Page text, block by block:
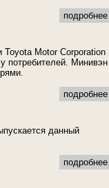
Motor Corporation
потребителей. Минивэн
данный